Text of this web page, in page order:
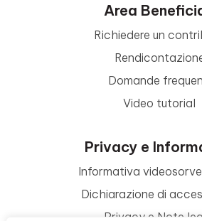
Area
Richiedere un
Domande
Video tutorial
Privacy e
Informativa
Dichiarazione di
Privacy e Note